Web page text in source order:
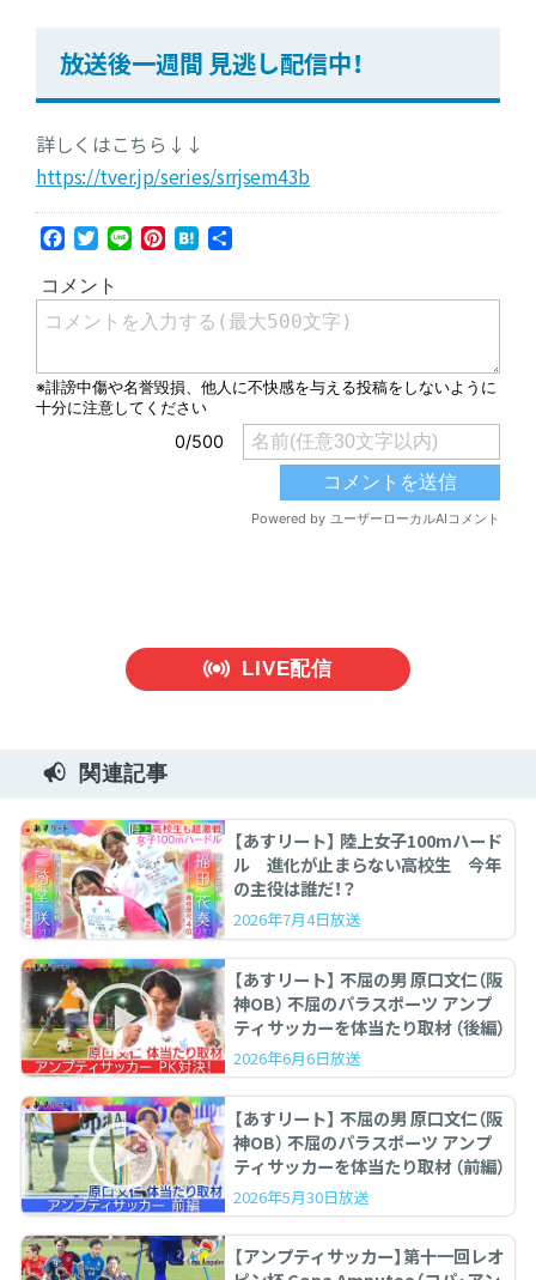
放送後一週間 見逃し配信中！
詳しくはこちら↓↓
https://tver.jp/series/srrjsem43b
Facebook
Twitter
LinePinterest
Hatena
共
LIVE配信
関連記事
【あすリート】 陸上女子100mハード
ル 進化が止まらない高校生 今年
の主役は誰だ！？
2026年7月4日放送
【あすリート】 不屈の男 原口文仁（阪
神OB） 不屈のパラスポーツ アンプ
ティサッカーを体当たり取材 （後編）
2026年6月6日放送
【あすリート】 不屈の男 原口文仁（阪
神OB） 不屈のパラスポーツ アンプ
ティサッカーを体当たり取材 （前編）
2026年5月30日放送
【アンプティサッカー】第十一回レオ